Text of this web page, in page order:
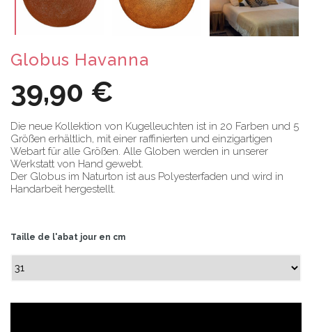
Globus Havanna
39,90 €
Die neue Kollektion von Kugelleuchten ist in 20 Farben und 5
Größen erhältlich, mit einer raffinierten und einzigartigen
Webart für alle Größen. Alle Globen werden in unserer
Werkstatt von Hand gewebt.
Der Globus im Naturton ist aus Polyesterfaden und wird in
Handarbeit hergestellt.
Taille de l'abat jour en cm